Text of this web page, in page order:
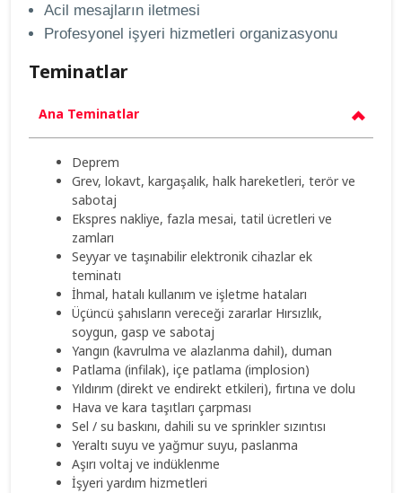
Acil mesajların iletmesi
Profesyonel işyeri hizmetleri organizasyonu
Teminatlar
Ana Teminatlar
Deprem
Grev, lokavt, kargaşalık, halk hareketleri, terör ve
sabotaj
Ekspres nakliye, fazla mesai, tatil ücretleri ve
zamları
Seyyar ve taşınabilir elektronik cihazlar ek
teminatı
İhmal, hatalı kullanım ve işletme hataları
Üçüncü şahısların vereceği zararlar Hırsızlık,
soygun, gasp ve sabotaj
Yangın (kavrulma ve alazlanma dahil), duman
Patlama (infilak), içe patlama (implosion)
Yıldırım (direkt ve endirekt etkileri), fırtına ve dolu
Hava ve kara taşıtları çarpması
Sel / su baskını, dahili su ve sprinkler sızıntısı
Yeraltı suyu ve yağmur suyu, paslanma
Aşırı voltaj ve indüklenme
İşyeri yardım hizmetleri